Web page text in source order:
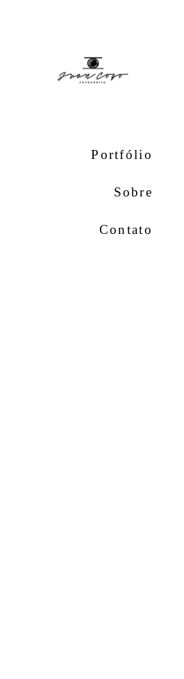
Portfólio
Sobre
Contato